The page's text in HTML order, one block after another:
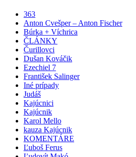
363
Anton Cvešper – Anton Fischer
Búrka + Víchrica
ČLÁNKY
Čurillovci
Dušan Kováčik
Ezechiel 7
František Salinger
Iné prípady
Judáš
Kajúcnici
Kajúcnik
Karol Mello
kauza Kajúcnik
KOMENTÁRE
Ľuboš Ferus